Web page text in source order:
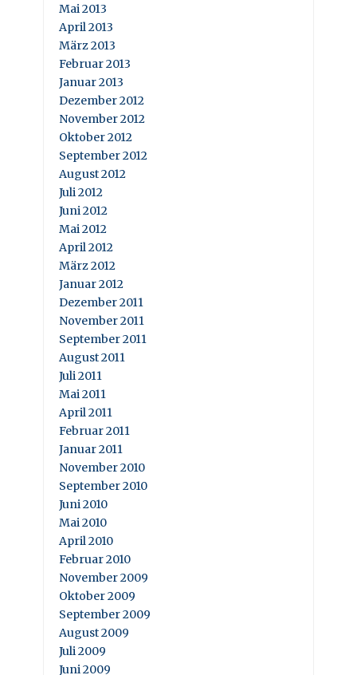
Mai 2013
April 2013
März 2013
Februar 2013
Januar 2013
Dezember 2012
November 2012
Oktober 2012
September 2012
August 2012
Juli 2012
Juni 2012
Mai 2012
April 2012
März 2012
Januar 2012
Dezember 2011
November 2011
September 2011
August 2011
Juli 2011
Mai 2011
April 2011
Februar 2011
Januar 2011
November 2010
September 2010
Juni 2010
Mai 2010
April 2010
Februar 2010
November 2009
Oktober 2009
September 2009
August 2009
Juli 2009
Juni 2009